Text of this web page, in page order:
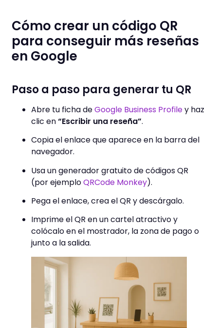
Cómo crear un código QR
para conseguir más reseñas
en Google
Paso a paso para generar tu QR
Abre tu ficha deGoogle Business Profiley haz
clic en“Escribir una reseña”.
Copia el enlace que aparece en la barra del
navegador.
Usa un generador gratuito de códigos QR
(por ejemploQRCode Monkey).
Pega el enlace, crea el QR y descárgalo.
Imprime el QR en un cartel atractivo y
colócalo en el mostrador, la zona de pago o
junto a la salida.